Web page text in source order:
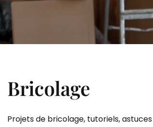
Bricolage
Projets de bricolage, tutoriels,